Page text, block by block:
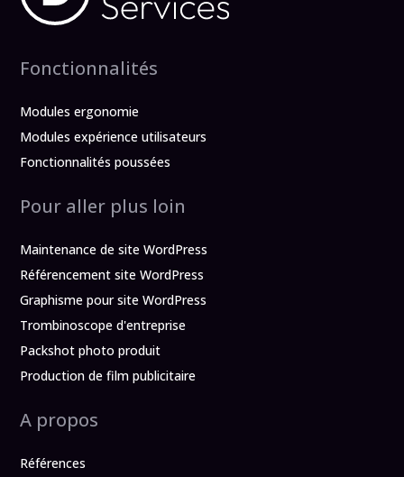
Fonctionnalités
Modules ergonomie
Modules expérience utilisateurs
Fonctionnalités poussées
Pour aller plus loin
Maintenance de site WordPress
Référencement site WordPress
Graphisme pour site WordPress
Trombinoscope d'entreprise
Packshot photo produit
Production de film publicitaire
A propos
Références